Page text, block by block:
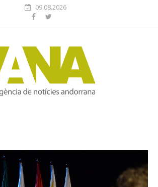
09.08.2026